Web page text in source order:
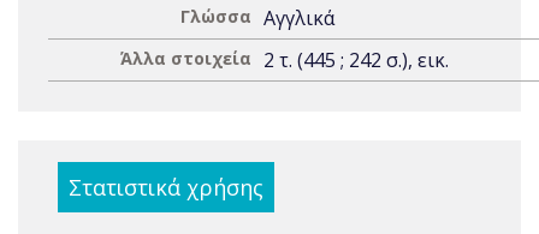
Γλώσσα Αγγλικά
Άλλα στοιχεία 2 τ. (445 ; 242 σ.), εικ.
Στατιστικά χρήσης